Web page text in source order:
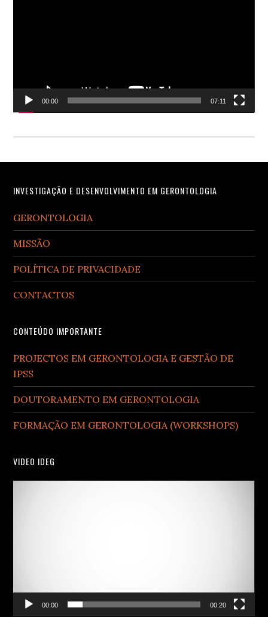
00:00 07:11
Footer
INVESTIGAÇÃO E DESENVOLVIMENTO EM GERONTOLOGIA
GERONTOLOGIA
MISSÃO
POLÍTICA DE PRIVACIDADE
CONTACTOS
CONTEÚDO IMPORTANTE
PROJECTOS EM GERONTOLOGIA E GESTÃO DE
IPSS
DOUTORAMENTO EM GERONTOLOGIA
FORMAÇÃO EM GERONTOLOGIA (WORKSHOPS)
VIDEO IDEG
00:00 00:20